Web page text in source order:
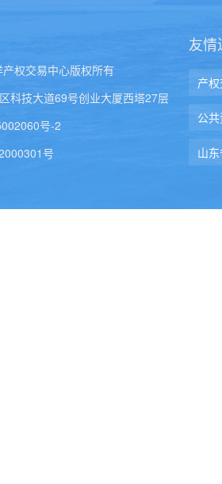
权交易中心版权所有
科技大道69号创业大厦西塔27层
号-2
号
友情